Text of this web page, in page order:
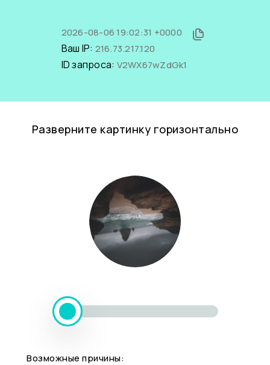
2026-08-06 19:02:31 +0000
Ваш IP: 216.73.217.120
ID запроса: V2WX67wZdGk1
Разверните картинку горизонтально
Возможные причины: